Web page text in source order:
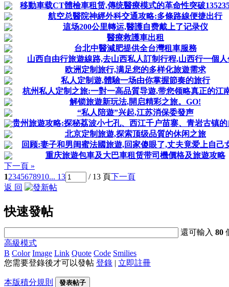
移動車载CT體檢車租赁,傳统醫療模式的革命性突破
航空总醫院神經外科交通攻略:多條路線便捷出行
這场200公里轉运,醫護自费戴上了记录仪
醫療救護車出租
台北中醫減肥提供全台灣租車服務
山西自由行旅遊線路,去山西私人訂制行程,山西行一個人
欧洲定制旅行,满足您的多样化旅遊需求
私人定制遊,體驗一场由你掌握節奏的旅行
杭州私人定制之旅:一對一高品質导遊,带您领略真正的江
解锁旅遊新玩法,開启精彩之旅。GO!
“私人陪遊”兴起,江苏消保委發声
贵州旅遊攻略:探秘荔波小七孔、西江千户苗寨、青岩古镇的
北京定制旅遊,探索顶级品質的休闲之旅
回顾:妻子和男闺蜜法國旅遊,回家傻眼了,丈夫竟爱上自己
重庆旅遊包車及大巴車租赁带司機價格及旅遊攻略
下一頁 »
12345678910... 13 / 13 頁下一頁
返 回
快速發帖
還可輸入80
高級模式
B Color Image Link Quote Code Smilies
您需要登錄後才可以發帖 登錄 | 立即註冊
本版積分規則 發表帖子